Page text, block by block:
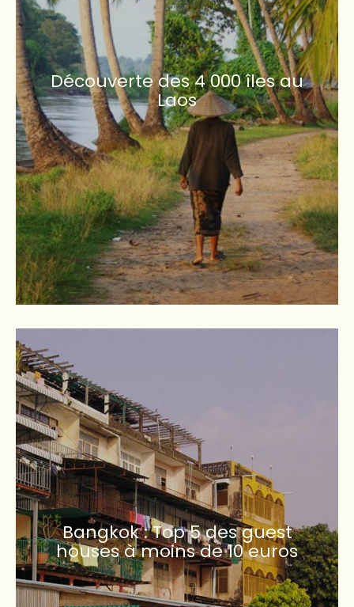
Découverte des 4 000 îles au
Laos
Bangkok : Top 5 des guest
houses à moins de 10 euros